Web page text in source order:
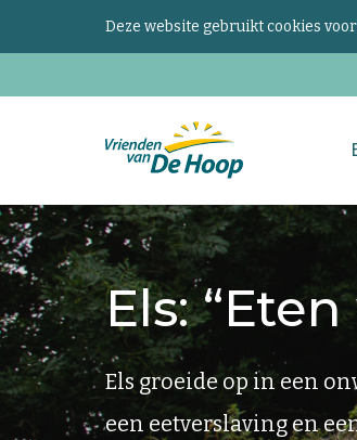
Deze website gebruikt cookies
terug
naar
de
homepage
naar...
Els:
Els groeide op in een
een eetverslaving en